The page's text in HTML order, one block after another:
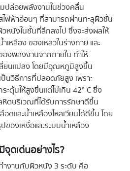
ปล่อยพลังงานในช่วงคลื่น
ไฟฟ้าอ่อนๆ ที่สามารถผ่านทะลุผิวชั้น
นังในชั้นที่ลึกลงไป ซึ่งจะส่งผลให้
เหลือง ของเหลวในร่างกาย และ
งพลังงานจากภายใน ทำให้
ยนแปลง โดยมีอุณหภูมิสูงขึ้น
นวิธีการที่ปลอดภัยสูง เพราะ
ตุ้นให้สูงขึ้นแต่ไม่เกิน 42° C ซึ่ง
หิตบริเวณที่ได้รับการรักษาดีขึ้น
ดและน้ำเหลืองไหลเวียนได้ดีขึ้น โดย
องเหงื่อและระบบน้ำเหลือง
ดเด่นอย่างไร?
ำงานกับผิวหนัง 3 ระดับ คือ